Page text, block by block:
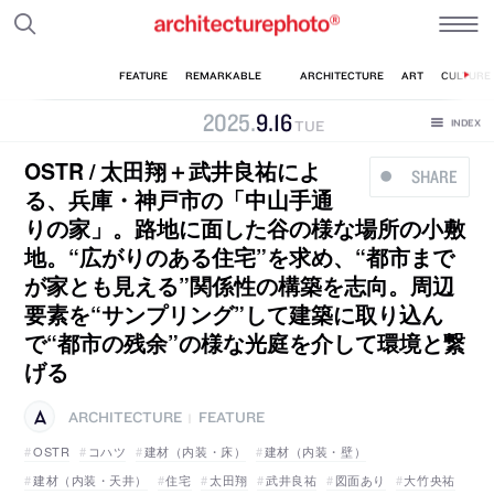
2025.9.16TUE
SHARE
OSTR / 太田翔＋武井良祐によ
る、兵庫・神戸市の「中山手通
りの家」。路地に面した谷の様な場所の小敷
地。“広がりのある住宅”を求め、“都市まで
が家とも見える”関係性の構築を志向。周辺
要素を“サンプリング”して建築に取り込ん
で“都市の残余”の様な光庭を介して環境と繋
げる
ARCHITECTURE
FEATURE
OSTR
コハツ 建材（内装・床）
建材（内装・壁）
建材（内装・天井）
住宅 太田翔 武井良祐 図面あり 大竹央祐